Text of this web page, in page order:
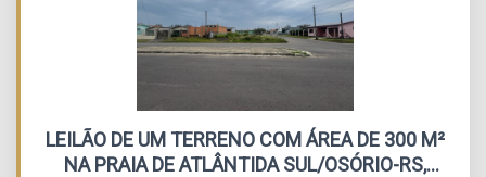
LEILÃO DE UM TERRENO COM ÁREA DE 300 M²
NA PRAIA DE ATLÂNTIDA SUL/OSÓRIO-RS,